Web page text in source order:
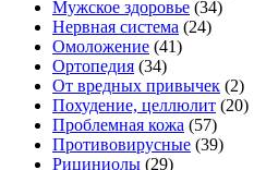
Мужское здоровье (34)
Нервная система (24)
Омоложение (41)
Ортопедия (34)
От вредных привычек (2)
Похудение, целлюлит (20)
Проблемная кожа (57)
Противовирусные (39)
Рициниолы (29)